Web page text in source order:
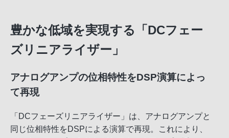
豊かな低域を実現する「DCフェー
ズリニアライザー」
アナログアンプの位相特性をDSP演算によっ
て再現
「DCフェーズリニアライザー」は、アナログアンプと
同じ位相特性をDSPによる演算で再現。これにより、